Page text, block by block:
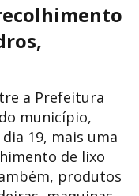
a Prefeitura
município,
19, mais uma
de lixo
produtos